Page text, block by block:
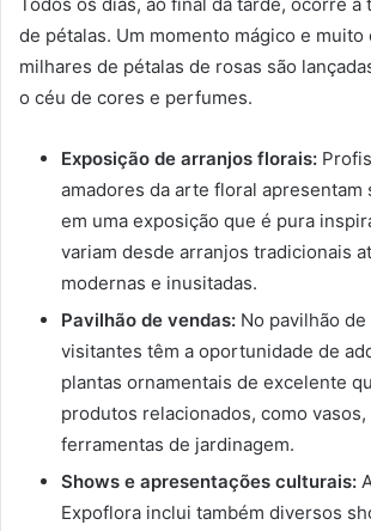
de pétalas. Um momento mágico e muito
milhares de pétalas de rosas são
o céu de cores e perfumes.
Exposição de arranjos florais:
amadores da arte floral apresentam
em uma exposição que é pura
variam desde arranjos tradicionais
modernas e inusitadas.
Pavilhão de vendas: No pavilhão
visitantes têm a oportunidade de
plantas ornamentais de excelente
produtos relacionados, como vasos,
ferramentas de jardinagem.
Shows e apresentações culturais:
Expoflora inclui também diversos